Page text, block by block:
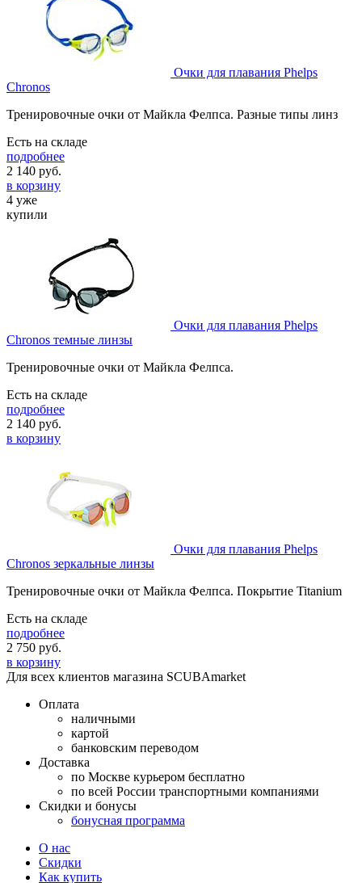
Очки для плавания Phelps
Chronos
Тренировочные очки от Майкла Фелпса. Разные типы линз
Есть на складе
подробнее
2 140 руб.
в корзину
4 уже
купили
Очки для плавания Phelps
Chronos темные линзы
Тренировочные очки от Майкла Фелпса.
Есть на складе
подробнее
2 140 руб.
в корзину
Очки для плавания Phelps
Chronos зеркальные линзы
Тренировочные очки от Майкла Фелпса. Покрытие Titanium
Есть на складе
подробнее
2 750 руб.
в корзину
Для всех клиентов магазина SCUBAmarket
Оплата
наличными
картой
банковским переводом
Доставка
по Москве курьером бесплатно
по всей России транспортными компаниями
Скидки и бонусы
бонусная программа
О нас
Скидки
Как купить